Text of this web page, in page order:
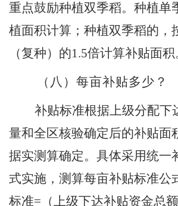
重点鼓励种植双季稻。种植单
植面积计算；种植双季稻的，
（复种）的1.5倍计算补贴面积
（八） 每亩补贴多少？
补贴标准根据上级分配下
量和全区核验确定后的补贴面
据实测算确定。具体采用统一
式实施 ，测算每亩补贴标准公
标准= （上级下达补贴资金总额